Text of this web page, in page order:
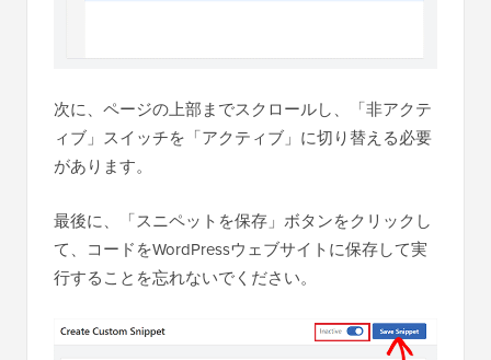
次に、ページの上部までスクロールし、「非アクテ
ィブ」スイッチを「アクティブ」に切り替える必要
があります。
最後に、「スニペットを保存」ボタンをクリックし
て、コードをWordPressウェブサイトに保存して実
行することを忘れないでください。